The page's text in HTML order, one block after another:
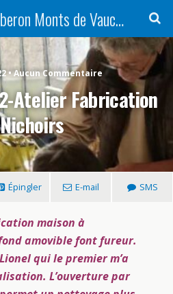
Groupe local Luberon Monts de Vaucluse
• Aucun Commentaire
Atelier Fabrication
Épingler E-mail SMS
maison à
amovible font fureur.
qui le premier m’a
L’ouverture par